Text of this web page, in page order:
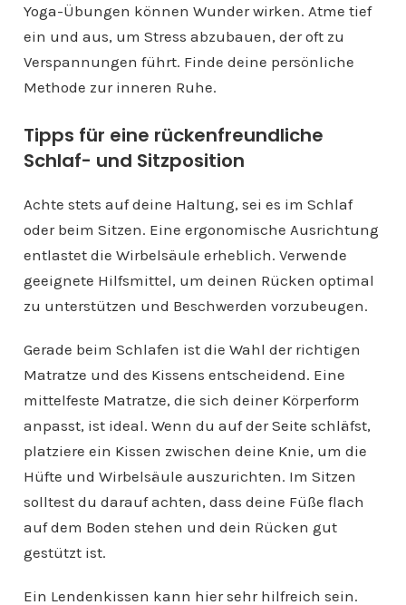
Yoga-Übungen können Wunder wirken. Atme tief
ein und aus, um Stress abzubauen, der oft zu
Verspannungen führt. Finde deine persönliche
Methode zur inneren Ruhe.
Tipps für eine rückenfreundliche
Schlaf- und Sitzposition
Achte stets auf deine Haltung, sei es im Schlaf
oder beim Sitzen. Eine ergonomische Ausrichtung
entlastet die Wirbelsäule erheblich. Verwende
geeignete Hilfsmittel, um deinen Rücken optimal
zu unterstützen und Beschwerden vorzubeugen.
Gerade beim Schlafen ist die Wahl der richtigen
Matratze und des Kissens entscheidend. Eine
mittelfeste Matratze, die sich deiner Körperform
anpasst, ist ideal. Wenn du auf der Seite schläfst,
platziere ein Kissen zwischen deine Knie, um die
Hüfte und Wirbelsäule auszurichten. Im Sitzen
solltest du darauf achten, dass deine Füße flach
auf dem Boden stehen und dein Rücken gut
gestützt ist.
Ein Lendenkissen kann hier sehr hilfreich sein.